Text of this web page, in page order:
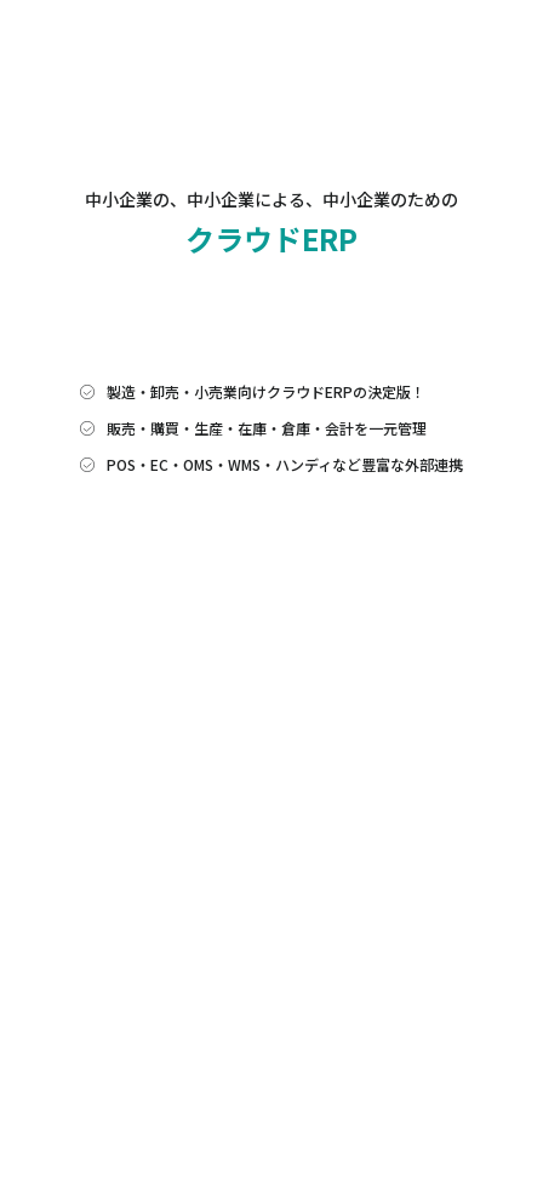
中小企業の、中小企業による、中小企業のための
クラウドERP
製造・卸売・小売業向けクラウドERPの決定版！
販売・購買・生産・在庫・倉庫・会計を一元管理
POS・EC・OMS・WMS・ハンディなど豊富な外部連携